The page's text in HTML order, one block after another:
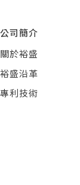
公司簡介
關於裕盛
裕盛沿革
專利技術